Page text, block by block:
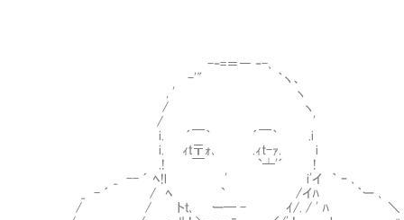
-‐=＝― ‐-､
-'" ｀ヽ、
, ' ヽ
/ ヽ
/ ' そうです
i. ´￣｀ ´￣｀ .i
i. ｨｔ〒ｫ､ .ｨt-ｧ. i それに"初めの一
.! ￣ `┴'´ !
_ -- ´ ﾍ!l ' i'イ ｀ ｰ ､ 誰だってバビロンの
_ - ´ / ﾍ ` /イﾊ ｀ー ､
/ / トｔ､ ー─ - ｲ/. / ' ﾊ ＼